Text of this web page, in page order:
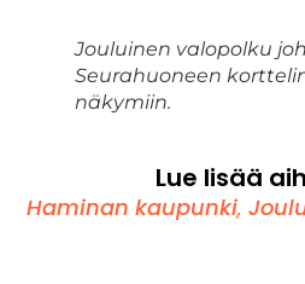
Jouluinen valopolku
Seurahuoneen
näkymiin.
Lue lisää
Haminan kaupunki,